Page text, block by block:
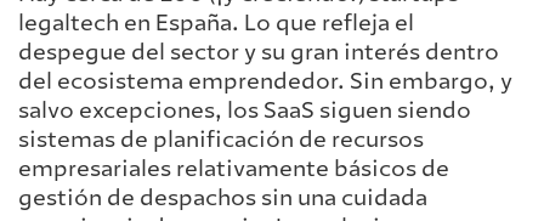
legaltech en España. Lo que refleja el
despegue del sector y su gran interés dentro
del ecosistema emprendedor. Sin embargo, y
salvo excepciones, los SaaS siguen siendo
sistemas de planificación de recursos
empresariales relativamente básicos de
gestión de despachos sin una cuidada